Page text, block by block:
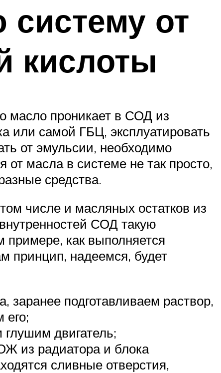
от
кислоты
масло проникает в СОД из
или самой ГБЦ, эксплуатировать
от эмульсии, необходимо
от масла в системе не так просто,
средства.
числе и масляных остатков из
СОД такую
примере, как выполняется
принцип, надеемся, будет
заранее подготавливаем раствор,
его;
двигатель;
из радиатора и блока
сливные отверстия,